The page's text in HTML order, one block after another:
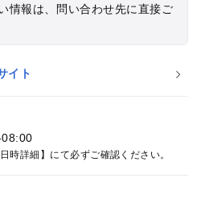
情報は、問い合わせ先に直接ご
イト
時詳細】にて必ずご確認ください。